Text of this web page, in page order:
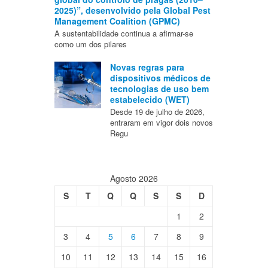
2025)”, desenvolvido pela Global Pest
Management Coalition (GPMC)
A sustentabilidade continua a afirmar-se
como um dos pilares
Novas regras para
dispositivos médicos de
tecnologias de uso bem
estabelecido (WET)
Desde 19 de julho de 2026,
entraram em vigor dois novos
Regu
Agosto 2026
S
T Q Q S S
D
1
2
3
4 5 6 7 8
9
10
11 12 13 14 15
16